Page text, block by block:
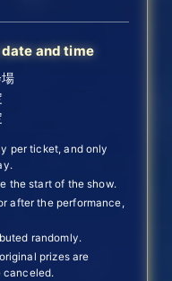
and time
per ticket, and only
the start of the show.
after the performance,
randomly.
prizes are
canceled.